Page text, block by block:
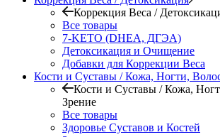
Коррекция Веса /
Все товары
7-KETO (DHEA, ДГЭА)
Детоксикация и Очищение
Добавки для Коррекции Веса
Кости и Суставы / Кожа, Ногти,
Кости и Суставы / Кожа,
Зрение
Все товары
Здоровье Суставов и Костей